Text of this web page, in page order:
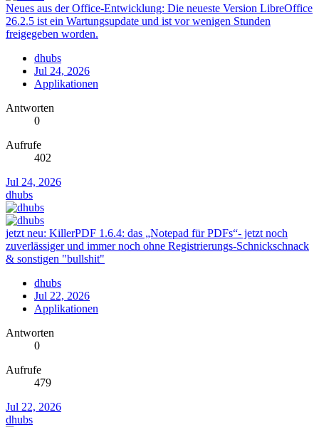
Neues aus der Office-Entwicklung: Die neueste Version LibreOffice
26.2.5 ist ein Wartungsupdate und ist vor wenigen Stunden
freigegeben worden.
dhubs
Jul 24, 2026
Applikationen
Antworten
0
Aufrufe
402
Jul 24, 2026
dhubs
jetzt neu: KillerPDF 1.6.4: das „Notepad für PDFs“- jetzt noch
zuverlässiger und immer noch ohne Registrierungs-Schnickschnack
& sonstigen "bullshit"
dhubs
Jul 22, 2026
Applikationen
Antworten
0
Aufrufe
479
Jul 22, 2026
dhubs